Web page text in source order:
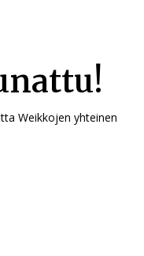
Weikkojen yhteinen